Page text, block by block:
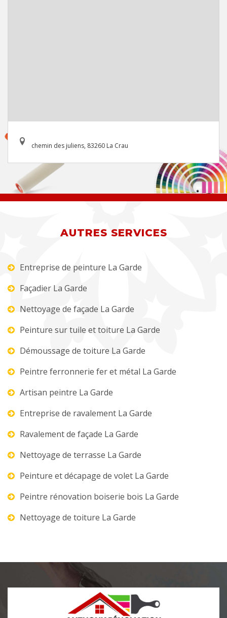
chemin des juliens, 83260 La Crau
AUTRES SERVICES
Entreprise de peinture La Garde
Façadier La Garde
Nettoyage de façade La Garde
Peinture sur tuile et toiture La Garde
Démoussage de toiture La Garde
Peintre ferronnerie fer et métal La Garde
Artisan peintre La Garde
Entreprise de ravalement La Garde
Ravalement de façade La Garde
Nettoyage de terrasse La Garde
Peinture et décapage de volet La Garde
Peintre rénovation boiserie bois La Garde
Nettoyage de toiture La Garde